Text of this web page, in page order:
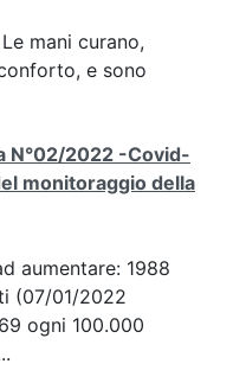
mani curano,
e sono
N°02/2022 -Covid-
monitoraggio della
aumentare: 1988
(07/01/2022
ogni 100.000